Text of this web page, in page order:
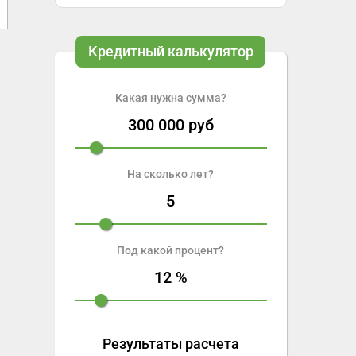
Кредитный калькулятор
Какая нужна сумма?
300 000руб
На сколько лет?
5
Под какой процент?
12%
Результаты расчета